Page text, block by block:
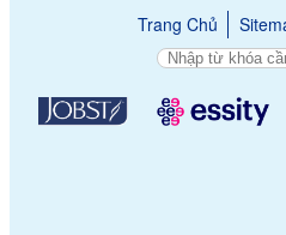
Trang Chủ